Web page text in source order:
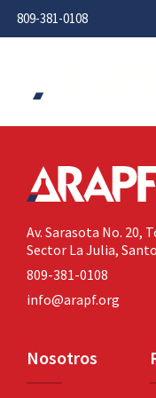
809-381-0108
Av. Sarasota No. 20,
Sector La Julia,
809-381-0108
info@arapf.org
Nosotros